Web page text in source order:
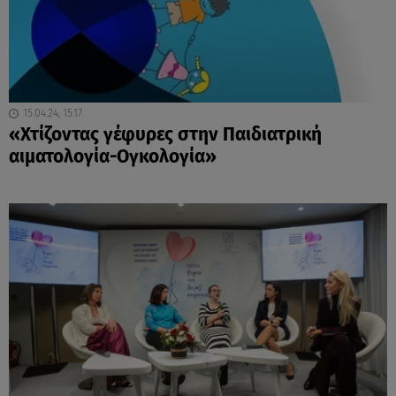
15.04.24, 15:17
«Χτίζοντας γέφυρες στην Παιδιατρική
αιματολογία-Ογκολογία»